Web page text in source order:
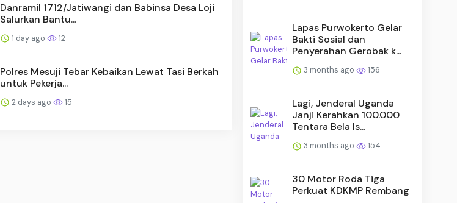
Danramil 1712/Jatiwangi dan Babinsa Desa Loji
Salurkan Bantu...
1 day ago 12
Polres Mesuji Tebar Kebaikan Lewat Tasi Berkah
untuk Pekerja...
2 days ago 15
Lapas Purwokerto Gelar
Bakti Sosial dan
Penyerahan Gerobak k...
3 months ago 156
Lagi, Jenderal Uganda
Janji Kerahkan 100.000
Tentara Bela Is...
3 months ago 154
30 Motor Roda Tiga
Perkuat KDKMP Rembang